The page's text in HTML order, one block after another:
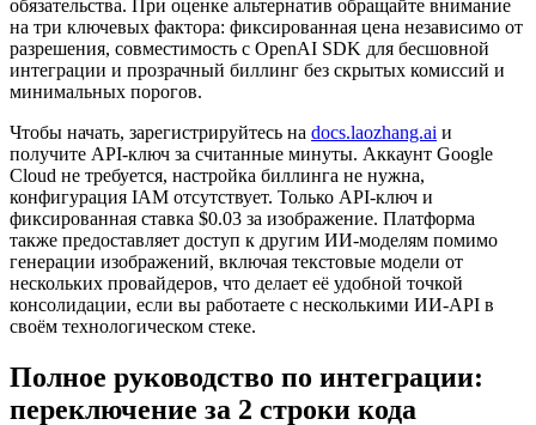
обязательства. При оценке альтернатив обращайте внимание
на три ключевых фактора: фиксированная цена независимо от
разрешения, совместимость с OpenAI SDK для бесшовной
интеграции и прозрачный биллинг без скрытых комиссий и
минимальных порогов.
Чтобы начать, зарегистрируйтесь на docs.laozhang.ai и
получите API-ключ за считанные минуты. Аккаунт Google
Cloud не требуется, настройка биллинга не нужна,
конфигурация IAM отсутствует. Только API-ключ и
фиксированная ставка $0.03 за изображение. Платформа
также предоставляет доступ к другим ИИ-моделям помимо
генерации изображений, включая текстовые модели от
нескольких провайдеров, что делает её удобной точкой
консолидации, если вы работаете с несколькими ИИ-API в
своём технологическом стеке.
Полное руководство по интеграции:
переключение за 2 строки кода